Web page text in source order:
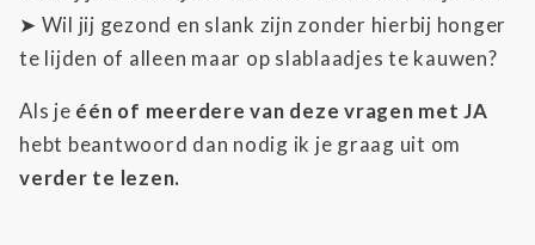
➤ Wil jij gezond en slank zijn zonder hierbij honger
te lijden of alleen maar op slablaadjes te kauwen?
Als je één of meerdere van deze vragen met JA
hebt beantwoord dan nodig ik je graag uit om
verder te lezen.